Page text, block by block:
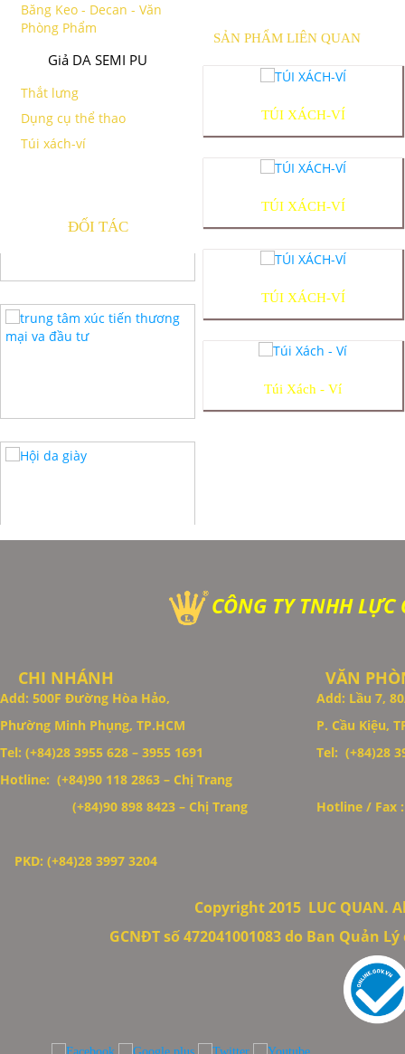
Băng Keo - Decan - Văn
Phòng Phẩm
Giả DA SEMI PU
Thắt lưng
Dụng cụ thể thao
Túi xách-ví
ĐỐI TÁC
SẢN PHẨM LIÊN QUAN
TÚI XÁCH-VÍ
TÚI XÁCH-VÍ
TÚI XÁCH-VÍ
Túi Xách - Ví
CÔNG TY TNHH
CHI NHÁNH VĂN
Add: 500F Đường Hòa Hảo,
Phường Minh Phụng, TP.HCM
Add: Lầu 7,
P. Cầu Kiệu,
Tel: (+84)28 3955 628 – 3955 1691
Tel: (+84)28
Hotline: (+84)90 118 2863 – Chị Trang
(+84)90 898 8423 – Chị Trang Hotline / Fax :
PKD: (+84)28 3997 3204
Copyright 2015 LUC QUAN.
GCNĐT số 472041001083 do Ban Quản